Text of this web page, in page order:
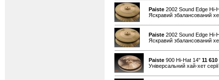
Paiste 2002 Sound Edge Hi-
Яскравий збалансований
Paiste 2002 Sound Edge Hi-
Яскравий збалансований
Paiste 900 Hi-Hat 14" 11 610
Універсальний хай-хет